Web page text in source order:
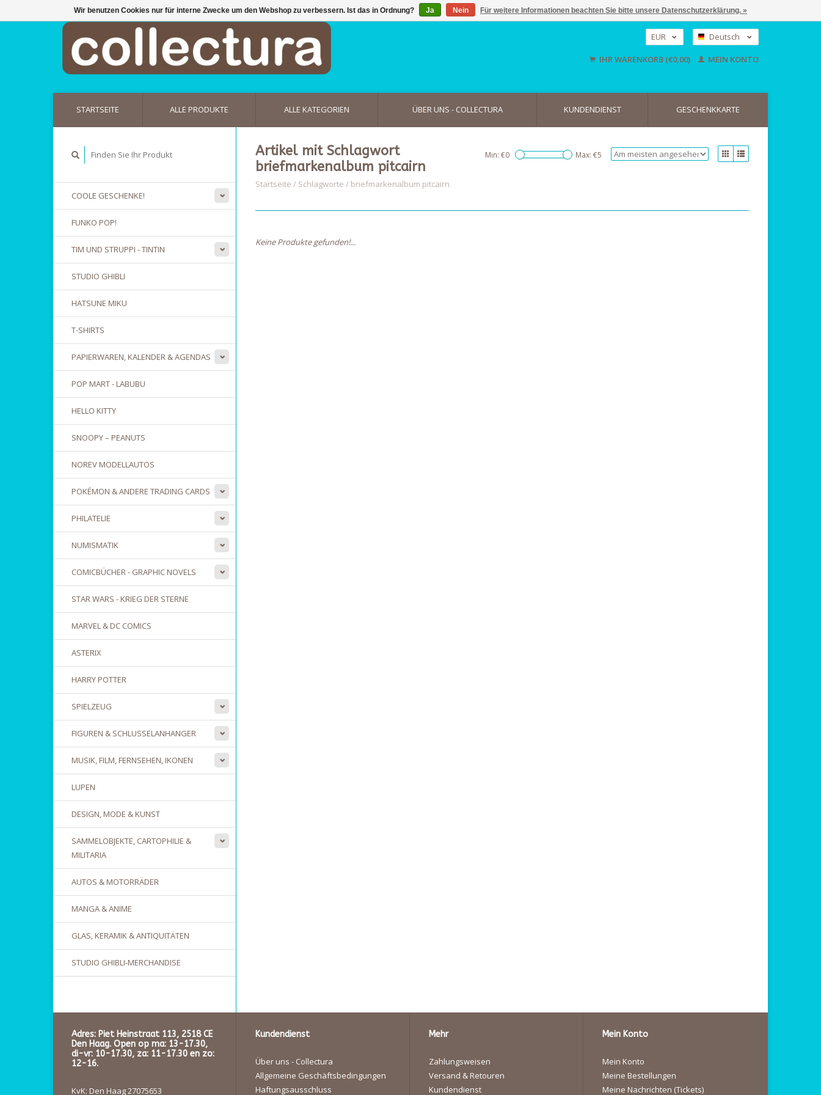
EUR
USD
Deutsch
English
IHR WARENKORB (€0,00) MEIN KONTO
STARTSEITE ALLE PRODUKTE ALLE KATEGORIEN ÜBER UNS - COLLECTURA KUNDENDIENST GESCHENKKARTE
COOLE GESCHENKE!
FUNKO POP!
TIM UND STRUPPI - TINTIN
STUDIO GHIBLI
HATSUNE MIKU
T-SHIRTS
PAPIERWAREN, KALENDER & AGENDAS
POP MART - LABUBU
HELLO KITTY
SNOOPY – PEANUTS
NOREV MODELLAUTOS
POKÉMON & ANDERE TRADING CARDS
PHILATELIE
NUMISMATIK
COMICBÜCHER - GRAPHIC NOVELS
STAR WARS - KRIEG DER STERNE
MARVEL & DC COMICS
ASTERIX
HARRY POTTER
SPIELZEUG
FIGUREN & SCHLUSSELANHANGER
MUSIK, FILM, FERNSEHEN, IKONEN
LUPEN
DESIGN, MODE & KUNST
SAMMELOBJEKTE, CARTOPHILIE &
MILITARIA
AUTOS & MOTORRÄDER
MANGA & ANIME
GLAS, KERAMIK & ANTIQUITÄTEN
STUDIO GHIBLI-MERCHANDISE
Artikel mit Schlagwort
briefmarkenalbum pitcairn
Startseite / Schlagworte / briefmarkenalbum pitcairn
Min: €0 Max: €5
Keine Produkte gefunden!...
Adres: Piet Heinstraat 113, 2518 CE
Den Haag. Open op ma: 13-17.30,
di-vr: 10-17.30, za: 11-17.30 en zo:
12-16.
KvK: Den Haag 27075653
Kundendienst
Über uns - Collectura
Allgemeine Geschäftsbedingungen
Haftungsausschluss
Mehr
Zahlungsweisen
Versand & Retouren
Kundendienst
Mein Konto
Mein Konto
Meine Bestellungen
Meine Nachrichten (Tickets)
Wir benutzen Cookies nur für interne Zwecke um den Webshop zu verbessern. Ist das in Ordnung? Ja Nein Für weitere Informationen beachten Sie bitte unsere Datenschutzerklärung. »